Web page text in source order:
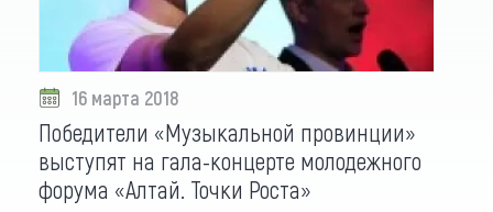
16 марта 2018
Победители «Музыкальной провинции»
выступят на гала-концерте молодежного
форума «Алтай. Точки Роста»